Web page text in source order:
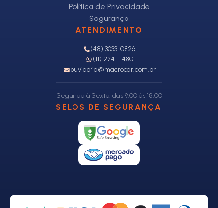
Política de Privacidade
Segurança
ATENDIMENTO
(48) 3033-0826
(11) 2241-1480
ouvidoria@macrocar.com.br
Segunda à Sexta, das 9:00 às 18:00
SELOS DE SEGURANÇA